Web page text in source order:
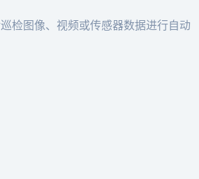
检图像、视频或传感器数据进行自动